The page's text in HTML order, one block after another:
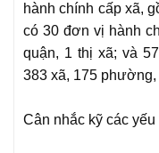
hành chính cấp xã,
có 30 đơn vị hành
quận, 1 thị xã; và
383 xã, 175 phường,
Cân nhắc kỹ các